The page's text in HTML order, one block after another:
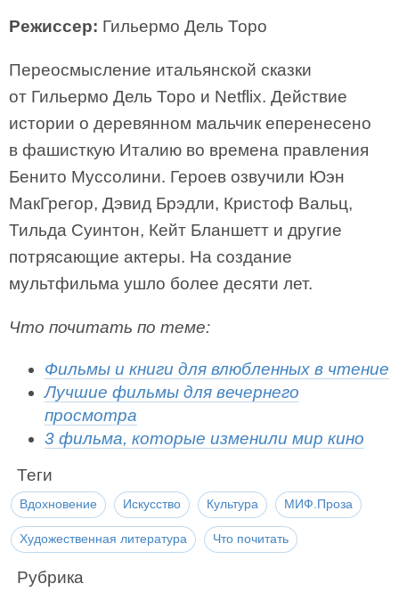
Режиссер: Гильермо Дель Торо
Переосмысление итальянской сказки
от Гильермо Дель Торо и Netflix. Действие
истории о деревянном мальчик еперенесено
в фашисткую Италию во времена правления
Бенито Муссолини. Героев озвучили Юэн
МакГрегор, Дэвид Брэдли, Кристоф Вальц,
Тильда Суинтон, Кейт Бланшетт и другие
потрясающие актеры. На создание
мультфильма ушло более десяти лет.
Что почитать по теме:
Фильмы и книги для влюбленных в чтение
Лучшие фильмы для вечернего
просмотра
3 фильма, которые изменили мир кино
Теги
Вдохновение Искусство Культура МИФ.Проза
Художественная литература Что почитать
Рубрика